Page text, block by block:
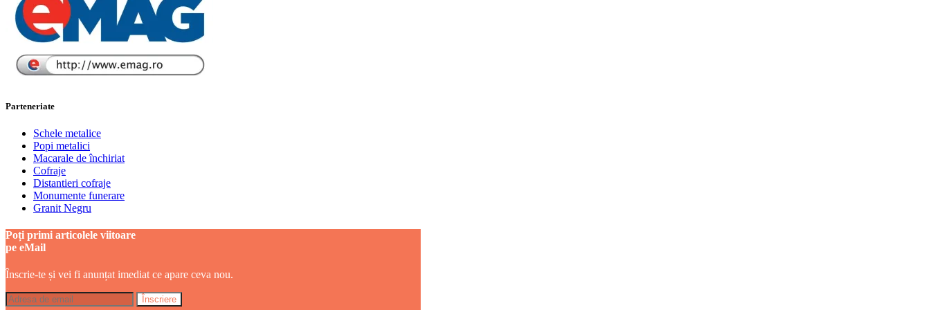
Parteneriate
Schele metalice
Popi metalici
Macarale de închiriat
Cofraje
Distantieri cofraje
Monumente funerare
Granit Negru
Poți primi articolele viitoare
pe eMail
Înscrie-te și vei fi anunțat imediat ce apare ceva nou.